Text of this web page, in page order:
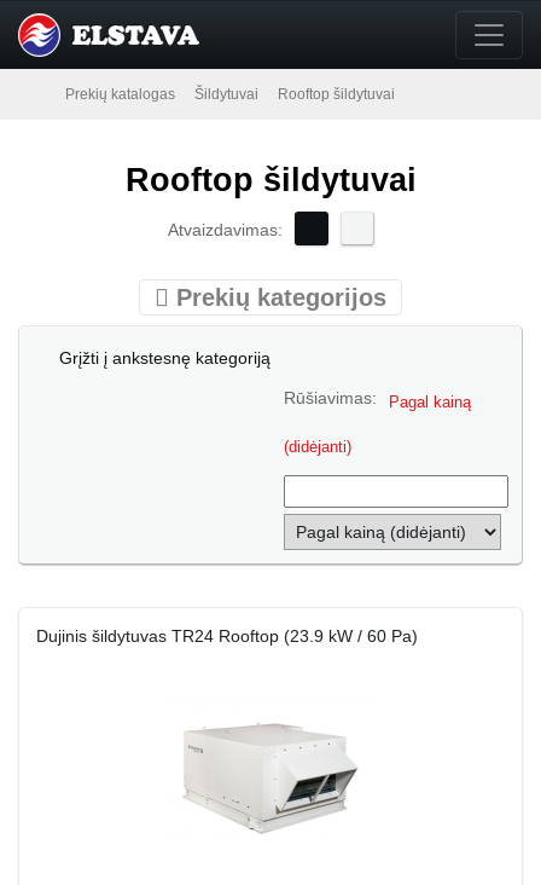
Prekių katalogas Šildytuvai Rooftop šildytuvai
Rooftop šildytuvai
Atvaizdavimas:
Prekių kategorijos
Grįžti į ankstesnę kategoriją
Rūšiavimas: Pagal kainą
(didėjanti)
Dujinis šildytuvas TR24 Rooftop (23.9 kW / 60 Pa)